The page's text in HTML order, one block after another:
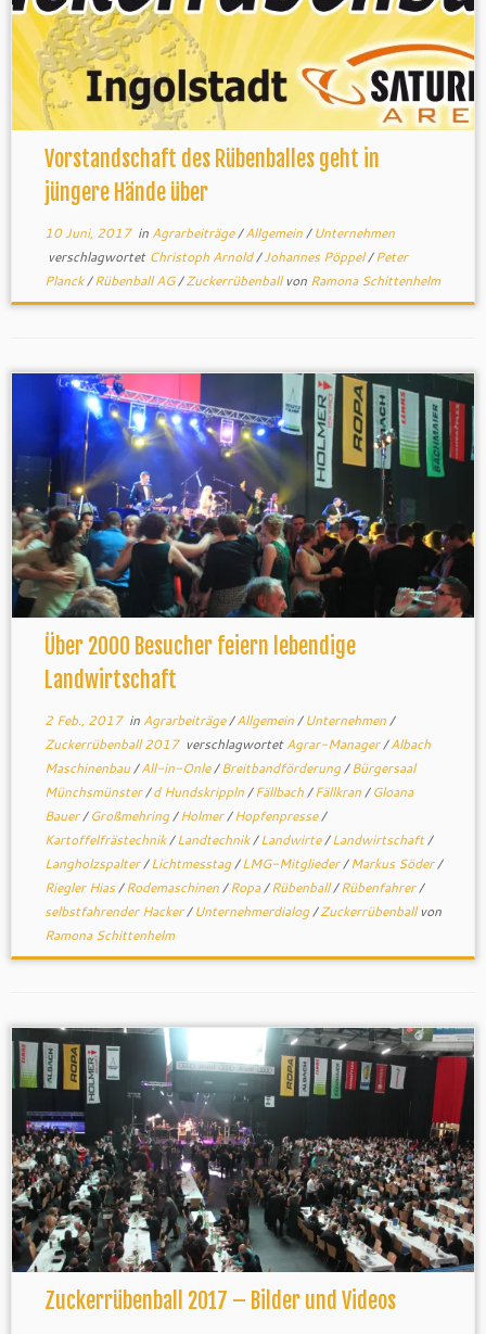
Vorstandschaft des Rübenballes geht in
jüngere Hände über
10 Juni, 2017in Agrarbeiträge/Allgemein/Unternehmen
verschlagwortet Christoph Arnold/Johannes Pöppel/Peter
Planck/Rübenball AG/Zuckerrübenballvon Ramona Schittenhelm
Über 2000 Besucher feiern lebendige
Landwirtschaft
2 Feb., 2017in Agrarbeiträge/Allgemein/Unternehmen/
Zuckerrübenball 2017 verschlagwortetAgrar-Manager/Albach
Maschinenbau/All-in-Onle/Breitbandförderung/Bürgersaal
Münchsmünster/d Hundskrippln/Fällbach/Fällkran/Gloana
Bauer/Großmehring/Holmer/Hopfenpresse/
Kartoffelfrästechnik/Landtechnik/Landwirte/Landwirtschaft/
Langholzspalter/Lichtmesstag/LMG-Mitglieder/Markus Söder/
Riegler Hias/Rodemaschinen/Ropa/Rübenball/Rübenfahrer/
selbstfahrender Hacker/Unternehmerdialog/Zuckerrübenballvon
Ramona Schittenhelm
Zuckerrübenball 2017 – Bilder und Videos